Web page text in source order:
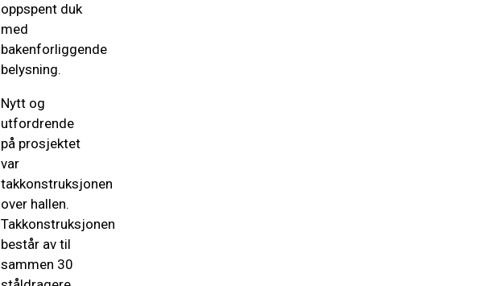
oppspent duk
med
bakenforliggende
belysning.
Nytt og
utfordrende
på prosjektet
var
takkonstruksjonen
over hallen.
Takkonstruksjonen
består av til
sammen 30